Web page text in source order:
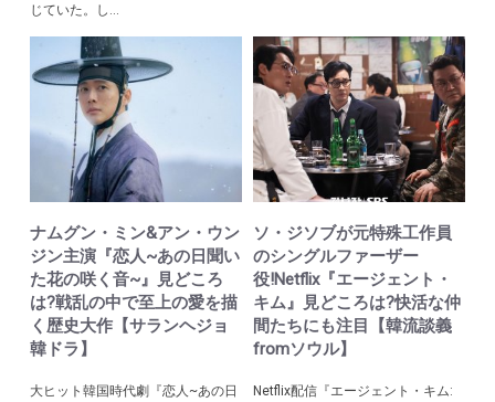
じていた。し...
ナムグン・ミン&アン・ウン
ジン主演『恋人~あの日聞い
た花の咲く音~』見どころ
は?戦乱の中で至上の愛を描
く歴史大作【サランヘジョ
韓ドラ】
大ヒット韓国時代劇『恋人~あの日
ソ・ジソブが元特殊工作員
のシングルファーザー
役!Netflix『エージェント・
キム』見どころは?快活な仲
間たちにも注目【韓流談義
fromソウル】
Netflix配信『エージェント・キム: